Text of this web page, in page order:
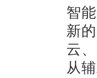
智
新
云
从